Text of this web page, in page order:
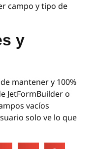
campo y tipo de
y
mantener y 100%
JetFormBuilder o
vacíos
solo ve lo que